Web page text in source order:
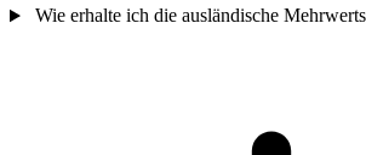
Wie erhalte ich die ausländische